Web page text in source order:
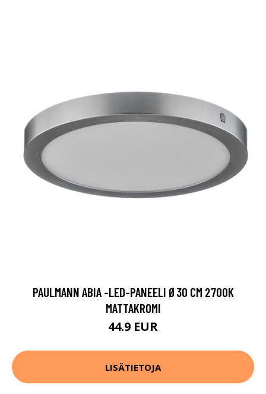
PAULMANN ABIA -LED-PANEELI Ø30 CM 2700K
MATTAKROMI
44.9 EUR
LISÄTIETOJA